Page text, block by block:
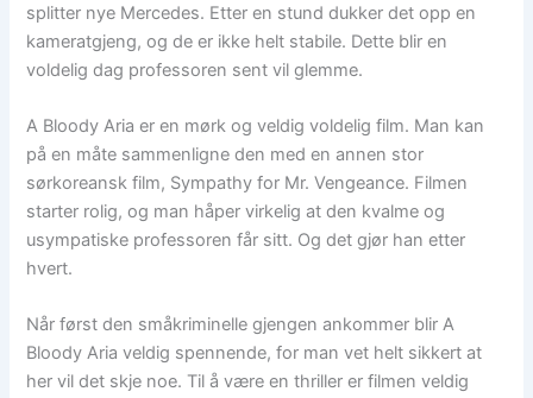
splitter nye Mercedes. Etter en stund dukker det opp en
kameratgjeng, og de er ikke helt stabile. Dette blir en
voldelig dag professoren sent vil glemme.
A Bloody Aria er en mørk og veldig voldelig film. Man kan
på en måte sammenligne den med en annen stor
sørkoreansk film, Sympathy for Mr. Vengeance. Filmen
starter rolig, og man håper virkelig at den kvalme og
usympatiske professoren får sitt. Og det gjør han etter
hvert.
Når først den småkriminelle gjengen ankommer blir A
Bloody Aria veldig spennende, for man vet helt sikkert at
her vil det skje noe. Til å være en thriller er filmen veldig